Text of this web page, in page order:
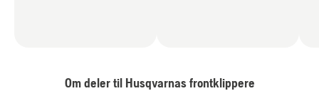
Om deler til Husqvarnas frontklippere